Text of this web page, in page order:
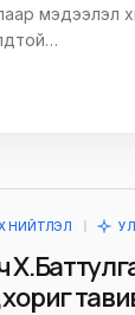
мэдээлэл
НИЙТЛЭЛ